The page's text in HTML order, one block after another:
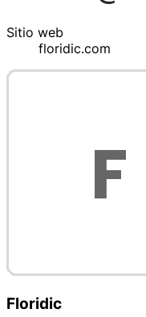
Sitio web
floridic.com
Floridic